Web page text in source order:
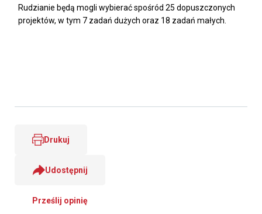
Rudzianie będą mogli wybierać spośród 25 dopuszczonych
projektów, w tym 7 zadań dużych oraz 18 zadań małych.
Drukuj
Udostępnij
Prześlij opinię